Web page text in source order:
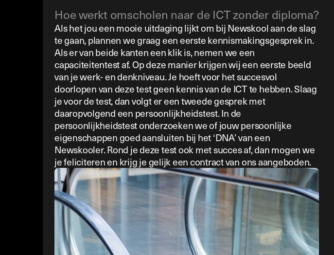
Hoe werkt omscholen naar de ICT zonder diploma?
Als het jou een mooie uitdaging lijkt om bij Newskool aan de slag
te gaan, plannen we graag een eerste kennismakingsgesprek in.
Als er van beide kanten een klik is, nemen we een
capaciteitentest af. Op deze manier krijgen wij een eerste beeld
van je werk- en denkniveau. Je hoeft voor het succesvol
doorlopen van deze test geen kennis van de ICT te hebben. Slaag
je voor de test, dan volgt er een tweede gesprek met
daaropvolgend een persoonlijkheidstest. In de
persoonlijkheidstest onderzoeken we of jouw persoonlijke
eigenschappen goed aansluiten bij het ‘DNA’ van een
Newskooler. Rond je deze test ook met succes af, dan mogen we
je feliciteren en krijg je gelijk een contract van ons aangeboden.